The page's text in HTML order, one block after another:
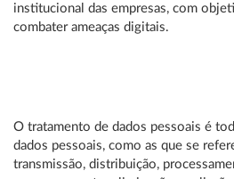
institucional das empresas, com
combater ameaças digitais.
O tratamento de dados pessoais é
dados pessoais, como as que se
transmissão, distribuição,